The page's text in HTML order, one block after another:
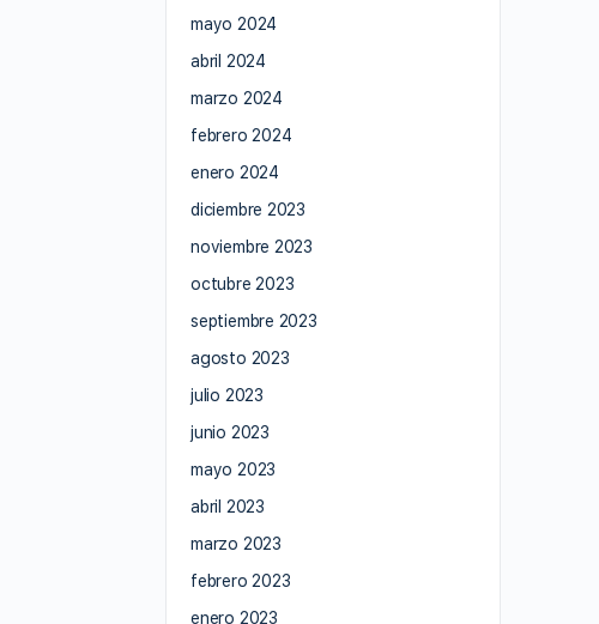
mayo 2024
abril 2024
marzo 2024
febrero 2024
enero 2024
diciembre 2023
noviembre 2023
octubre 2023
septiembre 2023
agosto 2023
julio 2023
junio 2023
mayo 2023
abril 2023
marzo 2023
febrero 2023
enero 2023